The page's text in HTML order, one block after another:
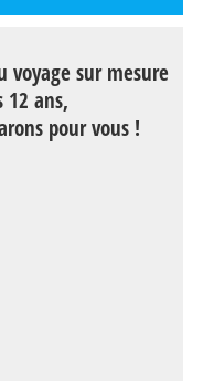
voyage sur mesure
12 ans,
pour vous !